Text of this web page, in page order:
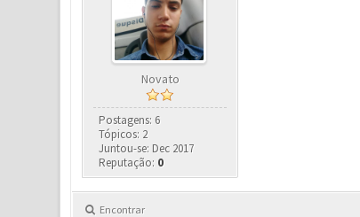
Novato
Postagens: 6
Tópicos: 2
Juntou-se: Dec 2017
Reputação: 0
Encontrar